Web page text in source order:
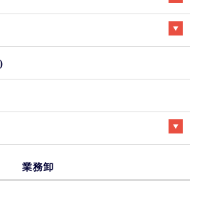
業務卸